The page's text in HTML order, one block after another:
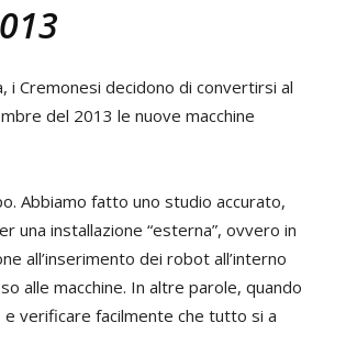
Cremonesi decidono di convertirsi al
del 2013 le nuove macchine
Abbiamo fatto uno studio accurato,
una installazione “esterna”, ovvero in
all’inserimento dei robot all’interno
alle macchine. In altre parole, quando
verificare facilmente che tutto si a